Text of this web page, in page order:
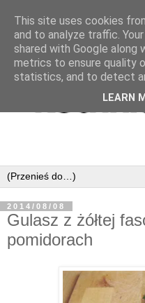
2014/08/08
Gulasz z żółtej
pomidorach
This site uses cookies
and to analyze traffic.
shared with Google along
metrics to ensure quality
statistics, and to detect
LEARN